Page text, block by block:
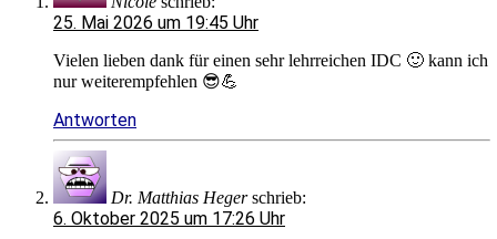
25. Mai 2026 um 19:45 Uhr
Vielen lieben dank für einen sehr lehrreichen IDC 🙂 kann ich
nur weiterempfehlen 😎💪
Antworten
Dr. Matthias Hegerschrieb:
6. Oktober 2025 um 17:26 Uhr